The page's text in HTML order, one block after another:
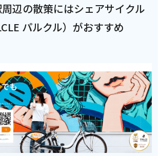
辺の散策にはシェアサイクル
パルクル）がおすすめ